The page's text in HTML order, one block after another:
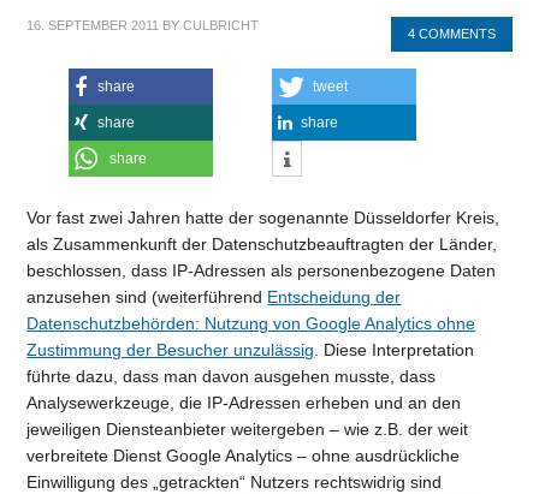
16. SEPTEMBER 2011 BYCULBRICHT
4 COMMENTS
share tweet
share share
share
Vor fast zwei Jahren hatte der sogenannte Düsseldorfer Kreis,
als Zusammenkunft der Datenschutzbeauftragten der Länder,
beschlossen, dass IP-Adressen als personenbezogene Daten
anzusehen sind (weiterführend Entscheidung der
Datenschutzbehörden: Nutzung von Google Analytics ohne
Zustimmung der Besucher unzulässig . Diese Interpretation
führte dazu, dass man davon ausgehen musste, dass
Analysewerkzeuge, die IP-Adressen erheben und an den
jeweiligen Diensteanbieter weitergeben – wie z.B. der weit
verbreitete Dienst Google Analytics – ohne ausdrückliche
Einwilligung des „getrackten“ Nutzers rechtswidrig sind